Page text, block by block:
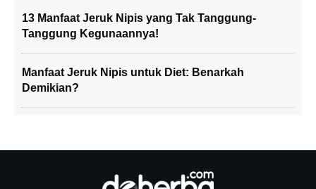
13 Manfaat Jeruk Nipis yang Tak Tanggung-
Tanggung Kegunaannya!
Manfaat Jeruk Nipis untuk Diet: Benarkah
Demikian?